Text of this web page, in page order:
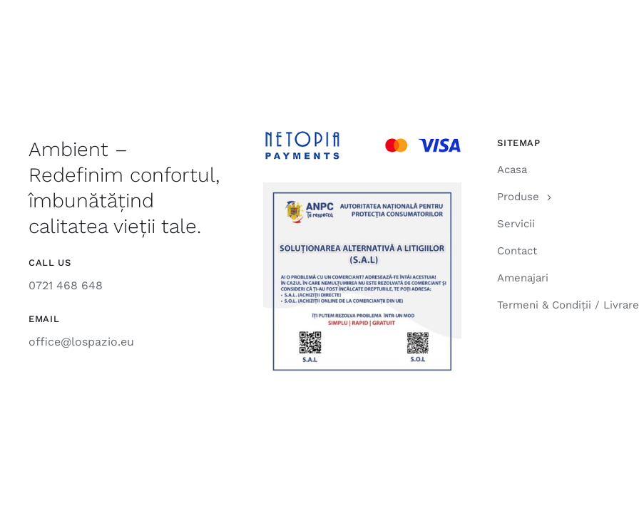
Ambient –
Redefinim confortul,
îmbunătățind
calitatea vieții tale.
CALL US
0721 468 648
EMAIL
office@lospazio.eu
SITEMAP
Acasa
Produse
Servicii
Contact
Amenajari
Termeni & Condiții /